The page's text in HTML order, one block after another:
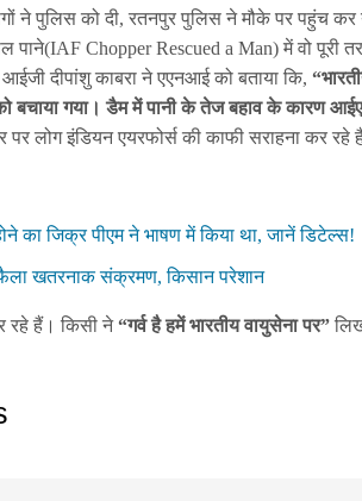
ने पुलिस को दी, रतनपुर पुलिस ने मौके पर पहुंच
पाने(IAF Chopper Rescued a Man) में वो
दीपांशु काबरा ने एएनआई को बताया कि,
बचाया गया। डैम में पानी के तेज बहाव के कारण
पर लोग इंडियन एयरफोर्स की काफी सराहना कर रहे
का जिक्र पीएम ने भाषण में किया था, जानें डिटेल्स!
फैला खतरनाक संक्रमण, किसान परेशान
रहे हैं। किसी ने“गर्व है हमें भारतीय वायुसेना पर”